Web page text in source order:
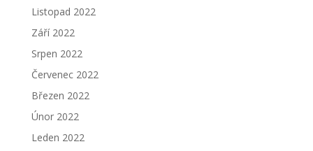
Listopad 2022
Září 2022
Srpen 2022
Červenec 2022
Březen 2022
Únor 2022
Leden 2022